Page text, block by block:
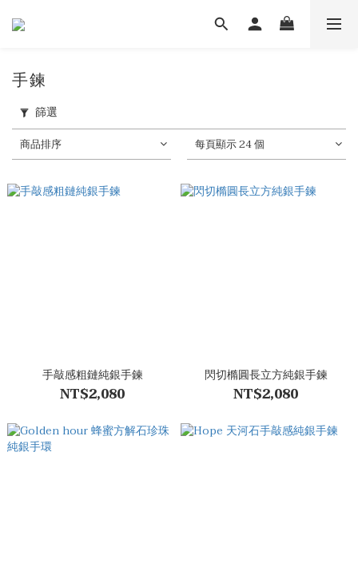
手鍊
篩選
商品排序 每頁顯示 24 個
手敲感粗鏈純銀手鍊
NT$2,080
閃切橢圓長立方純銀手鍊
NT$2,080